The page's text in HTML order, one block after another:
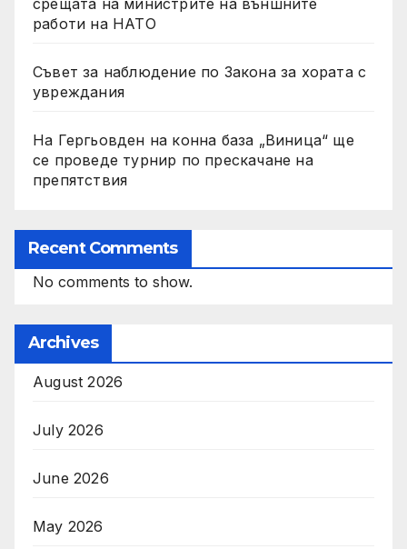
работи на НАТО
Съвет за наблюдение по Закона за хората с
увреждания
На Гергьовден на конна база „Виница“ ще
се проведе турнир по прескачане на
препятствия
Recent Comments
No comments to show.
Archives
August 2026
July 2026
June 2026
May 2026